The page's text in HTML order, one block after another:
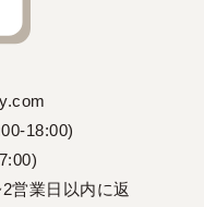
18:00)
営業日以内に返